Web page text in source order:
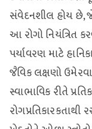
સંવેદનશીલ હોય છે,
આ રોગો નિયંત્રિત
પર્યાવરણ માટે
જૈવિક લક્ષણો
સ્વાભાવિક રીતે